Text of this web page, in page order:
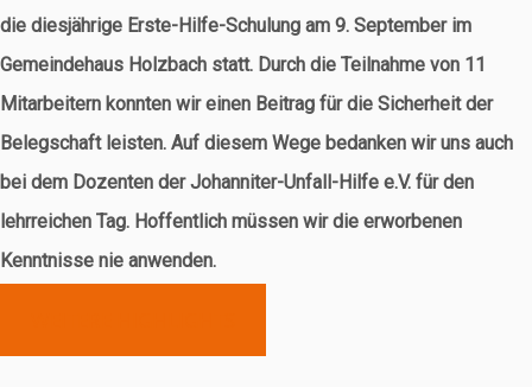
die diesjährige Erste-Hilfe-Schulung am 9. September im
Gemeindehaus Holzbach statt. Durch die Teilnahme von 11
Mitarbeitern konnten wir einen Beitrag für die Sicherheit der
Belegschaft leisten. Auf diesem Wege bedanken wir uns auch
bei dem Dozenten der Johanniter-Unfall-Hilfe e.V. für den
lehrreichen Tag. Hoffentlich müssen wir die erworbenen
Kenntnisse nie anwenden.